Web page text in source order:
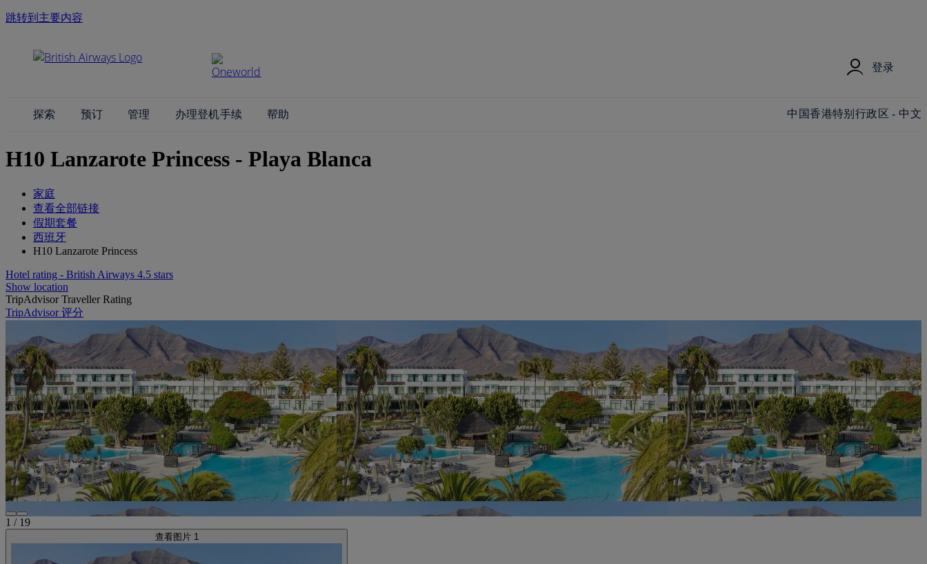
跳转到主要内容
登录
探索 预订 管理 办理登机手续 帮助
更改国家/地区和语言
中国香港特别行政区 - 中文
H10 Lanzarote Princess - Playa Blanca
家庭
查看全部链接
假期套餐
西班牙
H10 Lanzarote Princess
Hotel rating - British Airways 4.5 stars
Show location
TripAdvisor Traveller Rating
TripAdvisor 评分
1 / 19
查看图片 1